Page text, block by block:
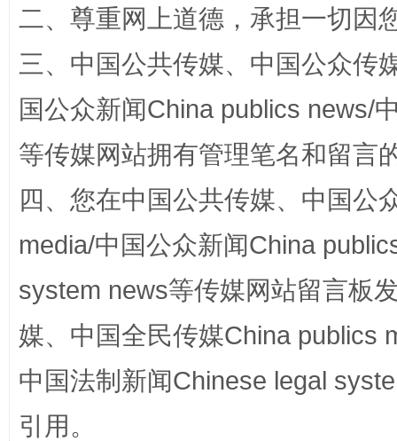
漫山遍野的桃花与雪山、麦地、白藏房
二、尊重网上道德，承担一切因
三、中国公共传媒、中国公众传
国公众新闻China publics news/
等传媒网站拥有管理笔名和留言
四、您在中国公共传媒、中国公
media/中国公众新闻China
system news等传媒网站留言板
媒、中国全民传媒China publics
中国法制新闻Chinese legal
引用。